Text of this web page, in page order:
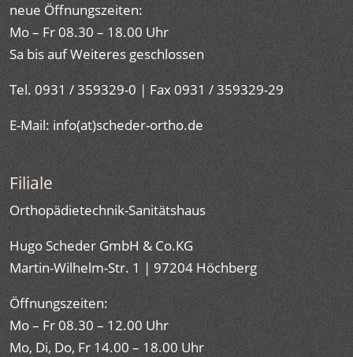
neue Öffnungszeiten:
Mo – Fr 08.30 – 18.00 Uhr
Sa bis auf Weiteres geschlossen
Tel. 0931 / 359329-0 | Fax 0931 / 359329-29
E-Mail: info(at)scheder-ortho.de
Filiale
Orthopädietechnik-Sanitätshaus
Hugo Scheder GmbH & Co.KG
Martin-Wilhelm-Str. 1 | 97204 Höchberg
Öffnungszeiten:
Mo – Fr 08.30 – 12.00 Uhr
Mo, Di, Do, Fr 14.00 – 18.00 Uhr